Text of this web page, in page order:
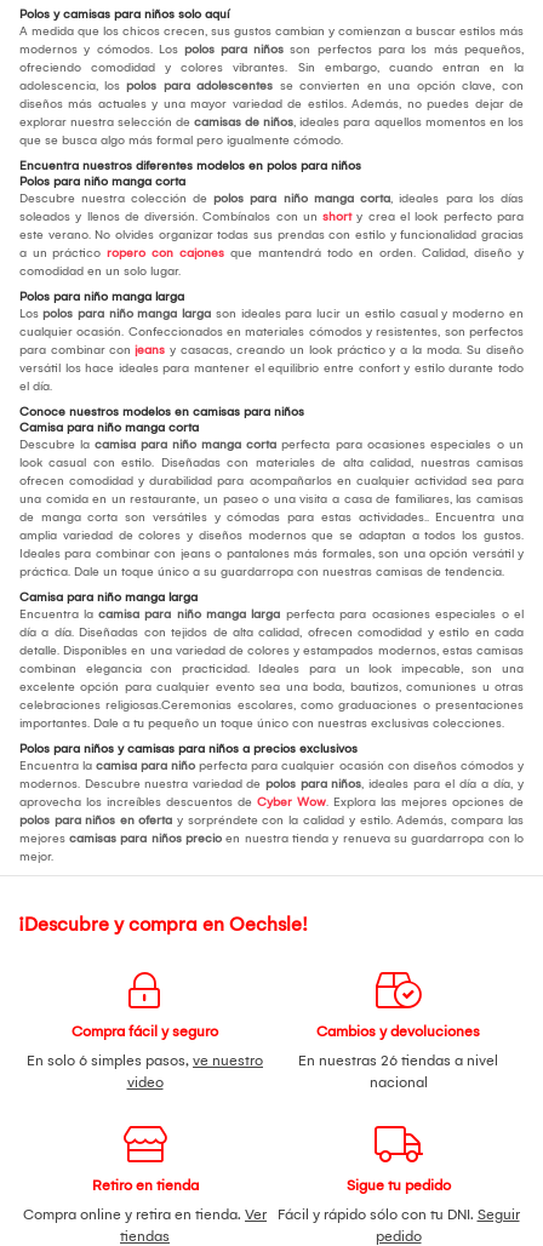
Polos y camisas para niños solo aquí
A medida que los chicos crecen, sus gustos cambian y comienzan a buscar estilos más
modernos y cómodos. Los polos para niños son perfectos para los más pequeños,
ofreciendo comodidad y colores vibrantes. Sin embargo, cuando entran en la
adolescencia, los polos para adolescentes se convierten en una opción clave, con
diseños más actuales y una mayor variedad de estilos. Además, no puedes dejar de
explorar nuestra selección de camisas de niños, ideales para aquellos momentos en los
que se busca algo más formal pero igualmente cómodo.
Encuentra nuestros diferentes modelos en polos para niños
Polos para niño manga corta
Descubre nuestra colección de polos para niño manga corta, ideales para los días
soleados y llenos de diversión. Combínalos con un shorty crea el look perfecto para
este verano. No olvides organizar todas sus prendas con estilo y funcionalidad gracias
a un práctico ropero con cajones que mantendrá todo en orden. Calidad, diseño y
comodidad en un solo lugar.
Polos para niño manga larga
Los polos para niño manga larga son ideales para lucir un estilo casual y moderno en
cualquier ocasión. Confeccionados en materiales cómodos y resistentes, son perfectos
para combinar con jeans y casacas, creando un look práctico y a la moda. Su diseño
versátil los hace ideales para mantener el equilibrio entre confort y estilo durante todo
el día.
Conoce nuestros modelos en camisas para niños
Camisa para niño manga corta
Descubre la camisa para niño manga corta perfecta para ocasiones especiales o un
look casual con estilo. Diseñadas con materiales de alta calidad, nuestras camisas
ofrecen comodidad y durabilidad para acompañarlos en cualquier actividad sea para
una comida en un restaurante, un paseo o una visita a casa de familiares, las camisas
de manga corta son versátiles y cómodas para estas actividades.. Encuentra una
amplia variedad de colores y diseños modernos que se adaptan a todos los gustos.
Ideales para combinar con jeans o pantalones más formales, son una opción versátil y
práctica. Dale un toque único a su guardarropa con nuestras camisas de tendencia.
Camisa para niño manga larga
Encuentra la camisa para niño manga larga perfecta para ocasiones especiales o el
día a día. Diseñadas con tejidos de alta calidad, ofrecen comodidad y estilo en cada
detalle. Disponibles en una variedad de colores y estampados modernos, estas camisas
combinan elegancia con practicidad. Ideales para un look impecable, son una
excelente opción para cualquier evento sea una boda, bautizos, comuniones u otras
celebraciones religiosas.Ceremonias escolares, como graduaciones o presentaciones
importantes. Dale a tu pequeño un toque único con nuestras exclusivas colecciones.
Polos para niños y camisas para niños a precios exclusivos
Encuentra la camisa para niño perfecta para cualquier ocasión con diseños cómodos y
modernos. Descubre nuestra variedad de polos para niños, ideales para el día a día, y
aprovecha los increíbles descuentos de Cyber Wow. Explora las mejores opciones de
polos para niños en oferta y sorpréndete con la calidad y estilo. Además, compara las
mejores camisas para niños precio en nuestra tienda y renueva su guardarropa con lo
mejor.
¡Descubre y compra en Oechsle!
Compra fácil y seguro
En solo 6 simples pasos, ve nuestro
video
Cambios y devoluciones
En nuestras 26 tiendas a nivel
nacional
Retiro en tienda
Compra online y retira en tienda. Ver
tiendas
Sigue tu pedido
Fácil y rápido sólo con tu DNI. Seguir
pedido